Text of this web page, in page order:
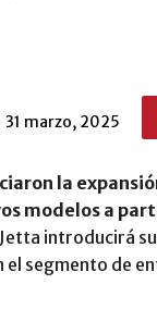
31 marzo, 2025
la
modelos a
introducirá
segmento de